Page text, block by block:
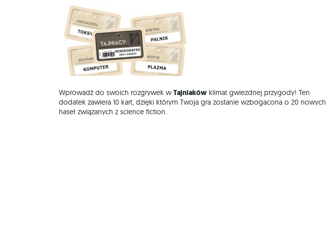
Wprowadź do swoich rozgrywek wTajniaków klimat gwiezdnej przygody! Ten
dodatek zawiera 10 kart, dzięki którym Twoja gra zostanie wzbogacona o 20 nowych
haseł związanych z science fiction.